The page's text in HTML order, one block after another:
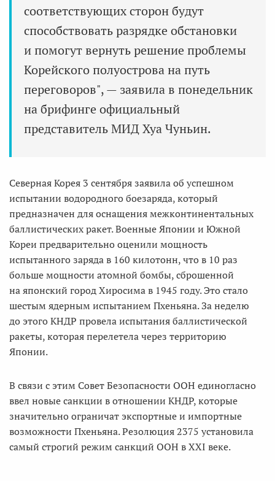
соответствующих сторон будут
способствовать разрядке обстановки
и помогут вернуть решение проблемы
Корейского полуострова на путь
переговоров", — заявила в понедельник
на брифинге официальный
представитель МИД Хуа Чуньин.
Северная Корея 3 сентября заявила об успешном
испытании водородного боезаряда, который
предназначен для оснащения межконтинентальных
баллистических ракет. Военные Японии и Южной
Кореи предварительно оценили мощность
испытанного заряда в 160 килотонн, что в 10 раз
больше мощности атомной бомбы, сброшенной
на японский город Хиросима в 1945 году. Это стало
шестым ядерным испытанием Пхеньяна. За неделю
до этого КНДР провела испытания баллистической
ракеты, которая перелетела через территорию
Японии.
В связи с этим Совет Безопасности ООН единогласно
ввел новые санкции в отношении КНДР, которые
значительно ограничат экспортные и импортные
возможности Пхеньяна. Резолюция 2375 установила
самый строгий режим санкций ООН в XXI веке.